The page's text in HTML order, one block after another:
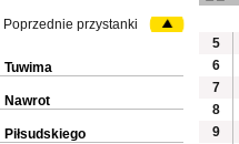
5
6
7
8
9
Poprzednie przystanki
Tuwima
Nawrot
Piłsudskiego